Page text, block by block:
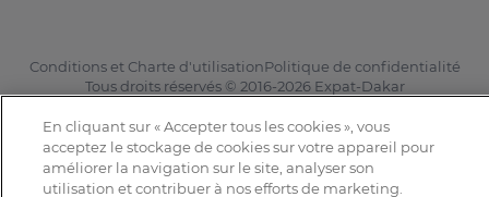
Conditions et Charte d'utilisationPolitique de confidentialité
Tous droits réservés © 2016-2026 Expat-Dakar
En cliquant sur « Accepter tous les cookies », vous
acceptez le stockage de cookies sur votre appareil pour
améliorer la navigation sur le site, analyser son
utilisation et contribuer à nos efforts de marketing.